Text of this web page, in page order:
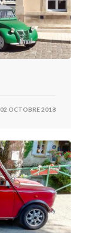
02 OCTOBRE 2018